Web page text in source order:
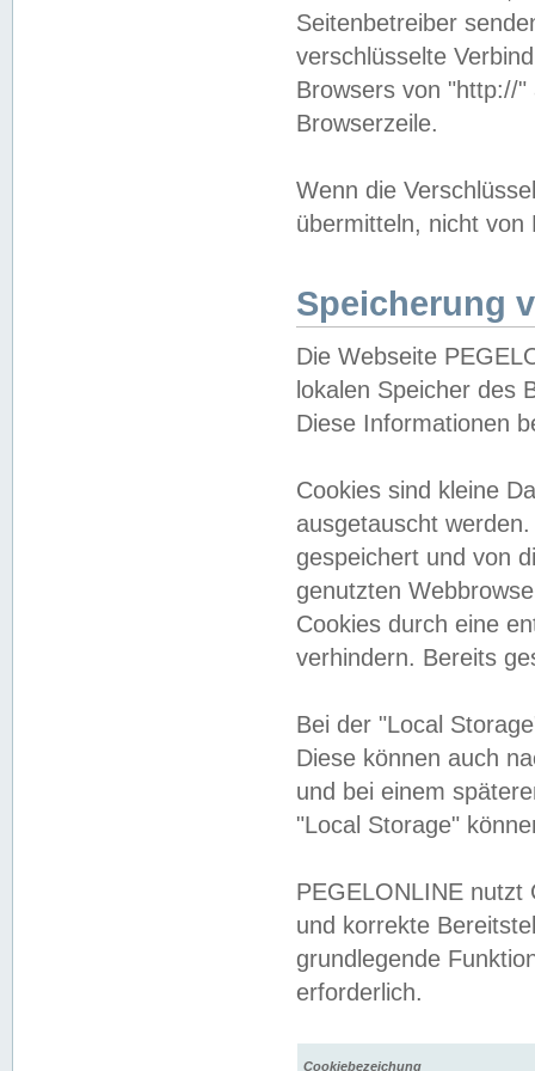
Seitenbetreiber
verschlüsselte
Browsers von "http://
Browserzeile.
Wenn die
übermitteln, nicht von
Speicherung
Die Webseite
lokalen Speicher des
Diese Informationen
Cookies sind kleine
ausgetauscht
gespeichert und von
genutzten
Cookies durch eine
verhindern. Bereits
Bei der "Local
Diese können auch
und bei einem
"Local Storage"
PEGELONLINE nutzt
und korrekte
grundlegende
erforderlich.
Cookiebezeichung